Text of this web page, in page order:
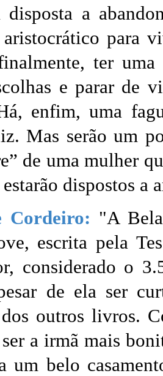
disposta a
aristocrático para
ter
e parar de
enfim, uma
Mas serão um
de uma mulher
dispostos a
Cordeiro: "A
escrita pela
considerado o
de ela ser
outros livros.
ser a irmã mais
um belo